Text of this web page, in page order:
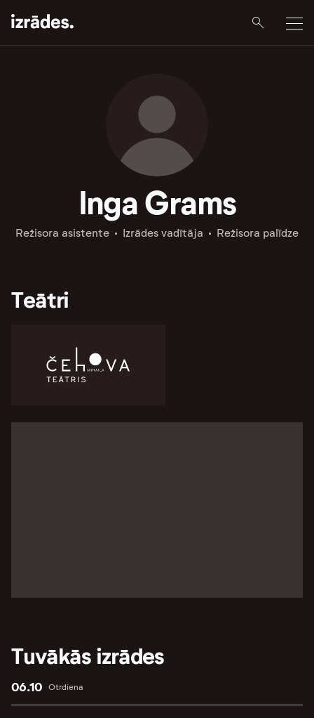
Inga Grams
Režisora asistente Izrādes vadītāja Režisora palīdze
Teātri
Tuvākās izrādes
Otrdiena
06.10